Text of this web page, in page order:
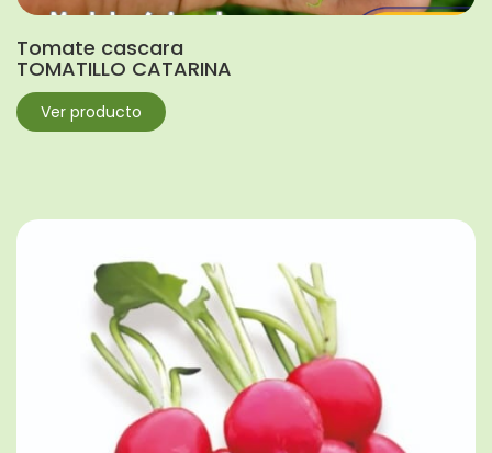
Tomate cascara
TOMATILLO CATARINA
Ver producto